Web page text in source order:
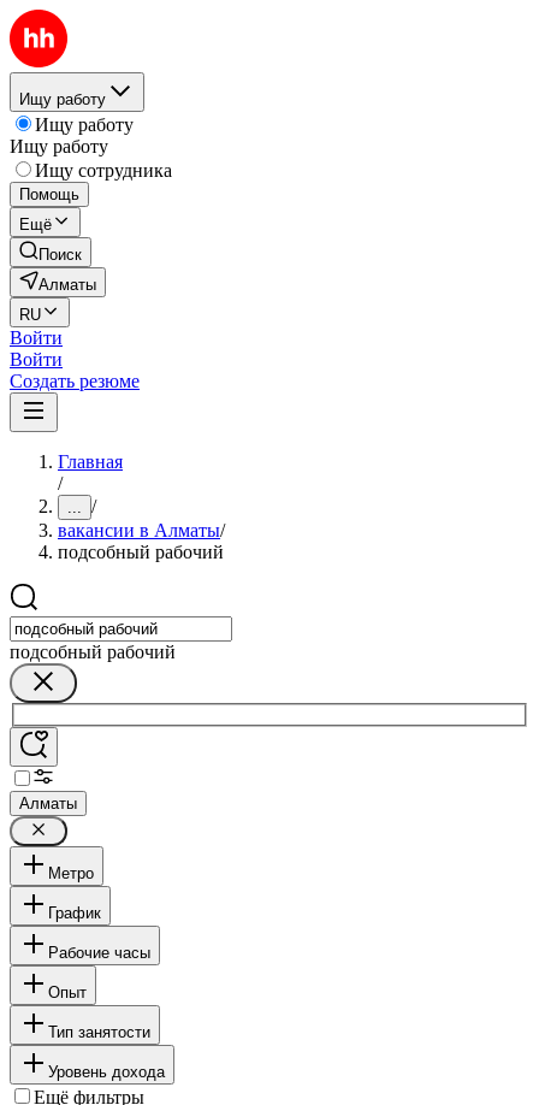
Ищу работу
Ищу работу
Ищу работу
Ищу сотрудника
Помощь
Ещё
Поиск
Алматы
RU
Войти
Войти
Создать резюме
Главная
/
... /
вакансии в Алматы/
подсобный рабочий
подсобный рабочий
Алматы
Метро
График
Рабочие часы
Опыт
Тип занятости
Уровень дохода
Ещё фильтры